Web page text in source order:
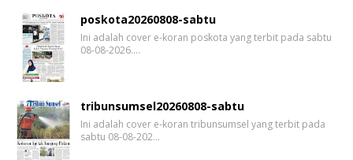
poskota20260808-sabtu
Ini adalah cover e-koran poskota yang terbit pada sabtu
08-08-2026.…
tribunsumsel20260808-sabtu
Ini adalah cover e-koran tribunsumsel yang terbit pada
sabtu 08-08-202…